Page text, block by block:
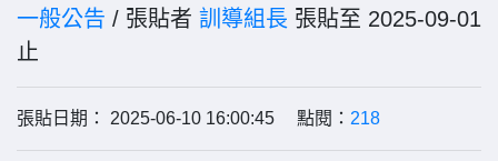
一般公告 / 張貼者 訓導組長 張貼至 2025-09-01
止
張貼日期： 2025-06-10 16:00:45 點閱： 218